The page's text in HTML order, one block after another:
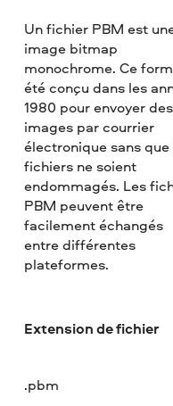
Un fichier PBM est
image bitmap
monochrome. Ce
été conçu dans les
1980 pour envoyer des
images par courrier
électronique sans que
fichiers ne soient
endommagés. Les
PBM peuvent être
facilement échangés
entre différentes
plateformes.
Extension de fichier
.pbm